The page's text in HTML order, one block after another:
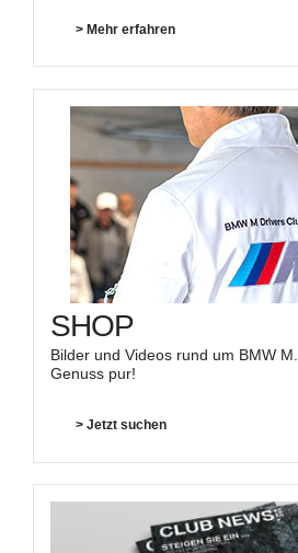
> Mehr erfahren
SHOP
Bilder und Videos rund um BMW M.
Genuss pur!
> Jetzt suchen